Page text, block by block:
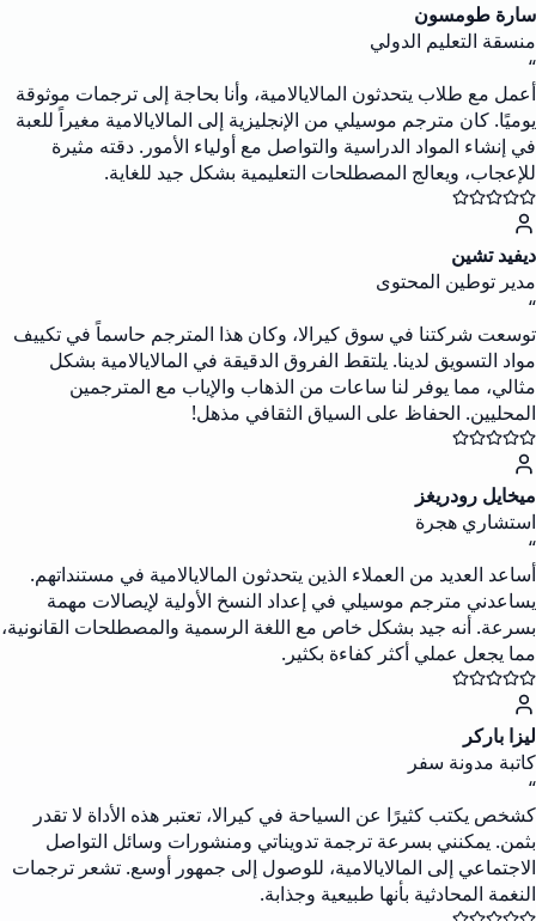
سارة طومسون
منسقة التعليم الدولي
“
أعمل مع طلاب يتحدثون المالايالامية، وأنا بحاجة إلى ترجمات موثوقة
يوميًا. كان مترجم موسيلي من الإنجليزية إلى المالايالامية مغيراً للعبة
في إنشاء المواد الدراسية والتواصل مع أولياء الأمور. دقته مثيرة
للإعجاب، ويعالج المصطلحات التعليمية بشكل جيد للغاية.
ديفيد تشين
مدير توطين المحتوى
“
توسعت شركتنا في سوق كيرالا، وكان هذا المترجم حاسماً في تكييف
مواد التسويق لدينا. يلتقط الفروق الدقيقة في المالايالامية بشكل
مثالي، مما يوفر لنا ساعات من الذهاب والإياب مع المترجمين
المحليين. الحفاظ على السياق الثقافي مذهل!
ميخايل رودريغز
استشاري هجرة
“
أساعد العديد من العملاء الذين يتحدثون المالايالامية في مستنداتهم.
يساعدني مترجم موسيلي في إعداد النسخ الأولية لإيصالات مهمة
بسرعة. أنه جيد بشكل خاص مع اللغة الرسمية والمصطلحات القانونية،
مما يجعل عملي أكثر كفاءة بكثير.
ليزا باركر
كاتبة مدونة سفر
“
كشخص يكتب كثيرًا عن السياحة في كيرالا، تعتبر هذه الأداة لا تقدر
بثمن. يمكنني بسرعة ترجمة تدويناتي ومنشورات وسائل التواصل
الاجتماعي إلى المالايالامية، للوصول إلى جمهور أوسع. تشعر ترجمات
النغمة المحادثية بأنها طبيعية وجذابة.